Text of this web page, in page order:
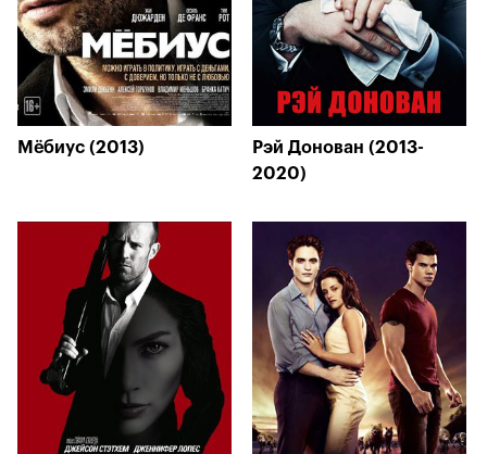
Мёбиус (2013)
Рэй Донован (2013-
2020)